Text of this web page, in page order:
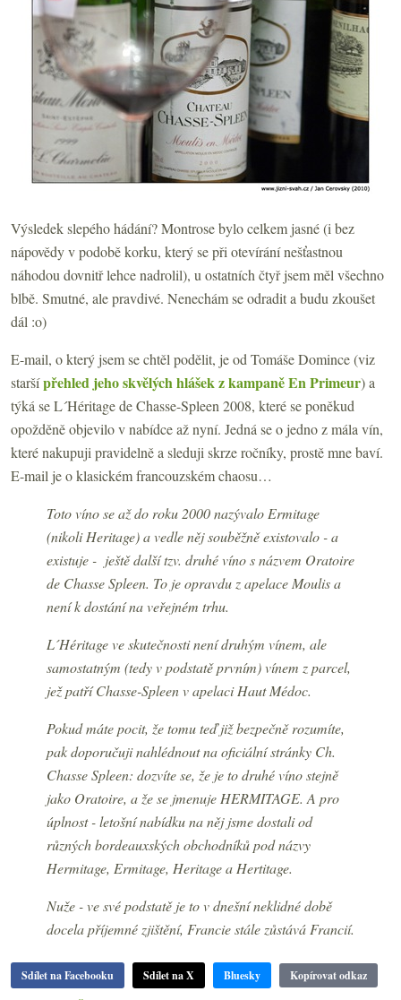
Výsledek slepého hádání? Montrose bylo celkem jasné (i bez
nápovědy v podobě korku, který se při otevírání nešťastnou
náhodou dovnitř lehce nadrolil), u ostatních čtyř jsem měl všechno
blbě. Smutné, ale pravdivé. Nenechám se odradit a budu zkoušet
dál :o)
E-mail, o který jsem se chtěl podělit, je od Tomáše Domince (viz
staršípřehled jeho skvělých hlášek z kampaně En Primeur) a
týká se L´Héritage de Chasse-Spleen 2008, které se poněkud
opožděně objevilo v nabídce až nyní. Jedná se o jedno z mála vín,
které nakupuji pravidelně a sleduji skrze ročníky, prostě mne baví.
E-mail je o klasickém francouzském chaosu…
Toto víno se až do roku 2000 nazývalo Ermitage
(nikoli Heritage) a vedle něj souběžně existovalo - a
existuje - ještě další tzv. druhé víno s názvem Oratoire
de Chasse Spleen. To je opravdu z apelace Moulis a
není k dostání na veřejném trhu.
L´Héritage ve skutečnosti není druhým vínem, ale
samostatným (tedy v podstatě prvním) vínem z parcel,
jež patří Chasse-Spleen v apelaci Haut Médoc.
Pokud máte pocit, že tomu teď již bezpečně rozumíte,
pak doporučuji nahlédnout na oficiální stránky Ch.
Chasse Spleen: dozvíte se, že je to druhé víno stejně
jako Oratoire, a že se jmenuje HERMITAGE. A pro
úplnost - letošní nabídku na něj jsme dostali od
různých bordeauxských obchodníků pod názvy
Hermitage, Ermitage, Heritage a Hertitage.
Nuže - ve své podstatě je to v dnešní neklidné době
docela příjemné zjištění, Francie stále zůstává Francií.
Sdílet na Facebooku Sdílet na X Bluesky Kopírovat odkaz